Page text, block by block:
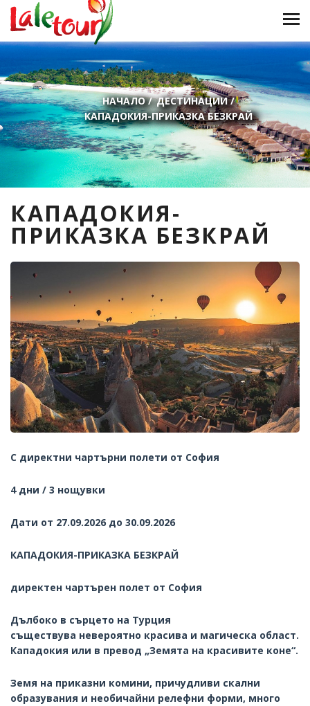
НАЧАЛО/ ДЕСТИНАЦИИ/
КАПАДОКИЯ-ПРИКАЗКА БЕЗКРАЙ
КАПАДОКИЯ-
ПРИКАЗКА БЕЗКРАЙ
С директни чартърни полети от София
4 дни / 3 нощувки
Дати от 27.09.2026 до 30.09.2026
КАПАДОКИЯ-ПРИКАЗКА БЕЗКРАЙ
директен чартърен полет от София
Дълбоко в сърцето на Турция
съществува невероятно красива и магическа област.
Кападокия или в превод „Земята на красивите коне“.
Земя на приказни комини, причудливи скални
образувания и необичайни релефни форми, много